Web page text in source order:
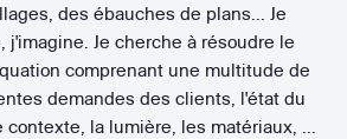
des ébauches de plans... Je
j'imagine. Je cherche à résoudre le
comprenant une multitude de
demandes des clients, l'état du
la lumière, les matériaux, …